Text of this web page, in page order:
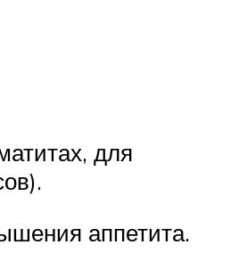
для
аппетита.